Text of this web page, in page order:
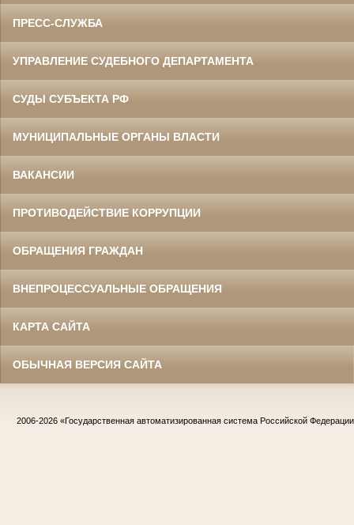
ПРЕСС-СЛУЖБА
УПРАВЛЕНИЕ СУДЕБНОГО ДЕПАРТАМЕНТА
СУДЫ СУБЪЕКТА РФ
МУНИЦИПАЛЬНЫЕ ОРГАНЫ ВЛАСТИ
ВАКАНСИИ
ПРОТИВОДЕЙСТВИЕ КОРРУПЦИИ
ОБРАЩЕНИЯ ГРАЖДАН
ВНЕПРОЦЕССУАЛЬНЫЕ ОБРАЩЕНИЯ
КАРТА САЙТА
ОБЫЧНАЯ ВЕРСИЯ САЙТА
2006-2026 «Государственная автоматизированная система Российской